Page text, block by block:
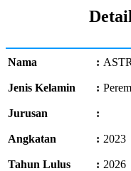
Nama :
Jenis Kelamin :
Jurusan :
Angkatan : 2023
Tahun Lulus : 2026